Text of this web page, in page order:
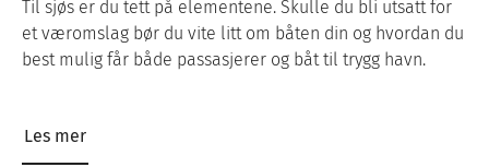
Til sjøs er du tett på elementene. Skulle du bli utsatt for
et væromslag bør du vite litt om båten din og hvordan du
best mulig får både passasjerer og båt til trygg havn.
Les mer